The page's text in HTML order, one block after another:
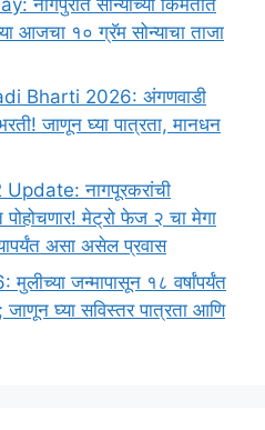
आजचा १० ग्रॅम सोन्याचा ताजा
Bharti 2026: अंगणवाडी
जाणून घ्या पात्रता, मानधन
नागपूरकरांची
पोहोचणार! मेट्रो फेज २ चा मेगा
असा असेल प्रवास
जन्मापासून १८ वर्षांपर्यंत
घ्या सविस्तर पात्रता आणि